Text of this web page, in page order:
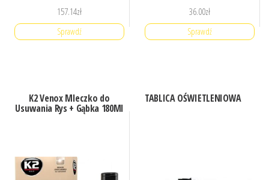
157.14zł
Sprawdź
36.00zł
Sprawdź
K2 Venox Mleczko do
Usuwania Rys + Gąbka 180Ml
TABLICA OŚWIETLENIOWA